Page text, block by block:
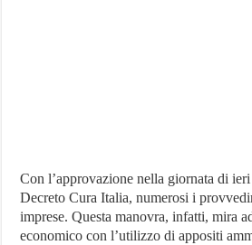
Con l’approvazione nella giornata di
Decreto Cura Italia, numerosi i
imprese. Questa manovra, infatti, mira
economico con l’utilizzo di appositi